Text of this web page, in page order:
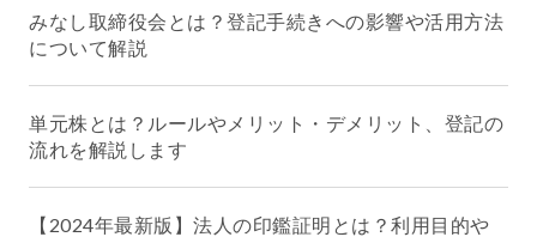
みなし取締役会とは？登記手続きへの影響や活用方法
について解説
単元株とは？ルールやメリット・デメリット、登記の
流れを解説します
【2024年最新版】法人の印鑑証明とは？利用目的や